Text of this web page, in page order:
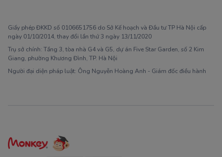
Giấy phép ĐKKD số 0106651756 do Sở Kế hoạch và Đầu tư TP Hà Nội cấp
ngày 01/10/2014, thay đổi lần thứ 3 ngày 13/11/2020
Trụ sở chính: Tầng 3, tòa nhà G4 và G5, dự án Five Star Garden, số 2 Kim
Giang, phường Khương Đình, TP. Hà Nội
Người đại diện pháp luật: Ông Nguyễn Hoàng Anh - Giám đốc điều hành